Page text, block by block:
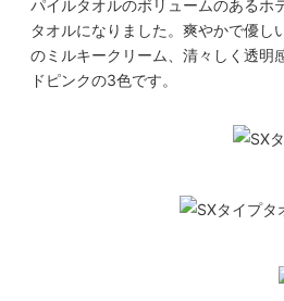
パイルタオルのボリュームのあるホ
タオルになりました。爽やかで優
のミルキークリーム、清々しく透明
ドピンクの3色です。